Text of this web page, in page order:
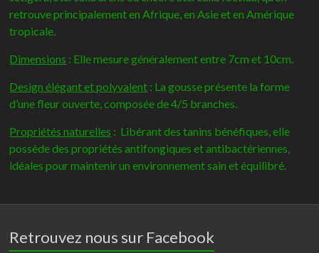
retrouve principalement en Afrique, en Asie et en Amérique
tropicale.
Dimensions : Elle mesure généralement entre 7cm et 10cm.
Design élégant et polyvalent : La gousse présente la forme
d’une fleur ouverte, composée de 4/5 branches.
Propriétés naturelles : Libérant des tanins bénéfiques, elle
possède des propriétés antifongiques et antibactériennes,
idéales pour maintenir un environnement sain et équilibré.
Retrouvez nous sur Facebook